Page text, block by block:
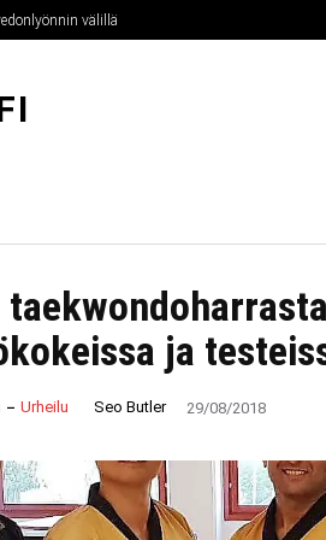
välillä
ja
Urheilu Seo Butler 29/08/2018